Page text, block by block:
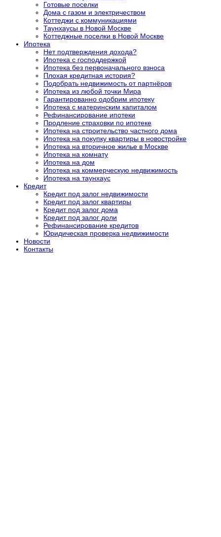
Готовые поселки
Дома с газом и электричеством
Коттеджи с коммуникациями
Таунхаусы в Новой Москве
Коттеджные поселки в Новой Москве
Ипотека
Нет подтверждения дохода?
Ипотека с господдержкой
Ипотека без первоначального взноса
Плохая кредитная история?
Подобрать недвижимость от партнёров
Ипотека из любой точки Мира
Гарантированно одобрим ипотеку
Ипотека с материнским капиталом
Рефинансирование ипотеки
Продление страховки по ипотеке
Ипотека на строительство частного дома
Ипотека на покупку квартиры в новостройке
Ипотека на вторичное жилье в Москве
Ипотека на комнату
Ипотека на дом
Ипотека на коммерческую недвижимость
Ипотека на таунхаус
Кредит
Кредит под залог недвижимости
Кредит под залог квартиры
Кредит под залог дома
Кредит под залог доли
Рефинансирование кредитов
Юридическая проверка недвижимости
Новости
Контакты